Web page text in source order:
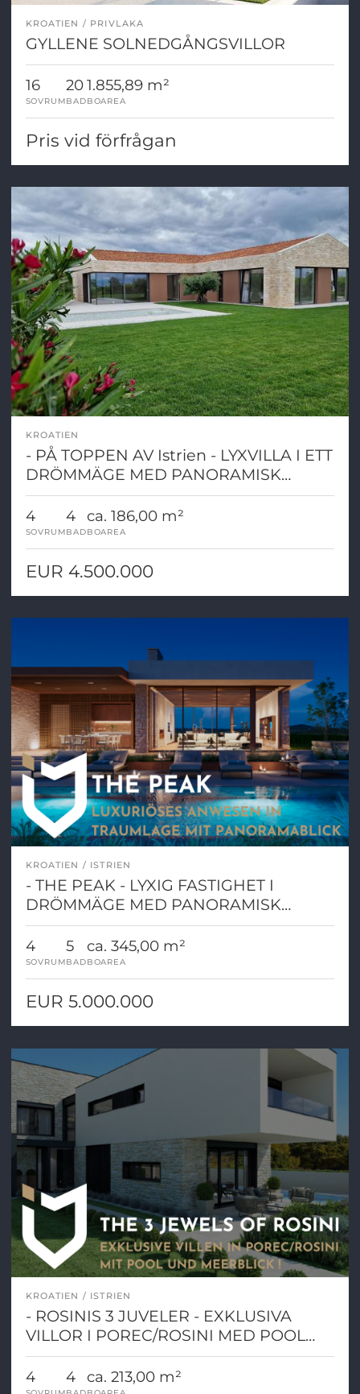
KROATIEN PRIVLAKA
GYLLENE SOLNEDGÅNGSVILLOR
16
SOVRUM
20
BAD
1.855,89 m²
BOAREA
Pris vid förfrågan
KROATIEN
- PÅ TOPPEN AV Istrien - LYXVILLA I ETT
DRÖMMÄGE MED PANORAMISK
UTSIKT
4
SOVRUM
4
BAD
ca. 186,00 m²
BOAREA
EUR 4.500.000
KROATIEN ISTRIEN
- THE PEAK - LYXIG FASTIGHET I
DRÖMMÄGE MED PANORAMISK
UTSIKT!
4
SOVRUM
5
BAD
ca. 345,00 m²
BOAREA
EUR 5.000.000
KROATIEN ISTRIEN
- ROSINIS 3 JUVELER - EXKLUSIVA
VILLOR I POREC/ROSINI MED POOL
OCH HAVSUTSIKT!
4 4 ca. 213,00 m²